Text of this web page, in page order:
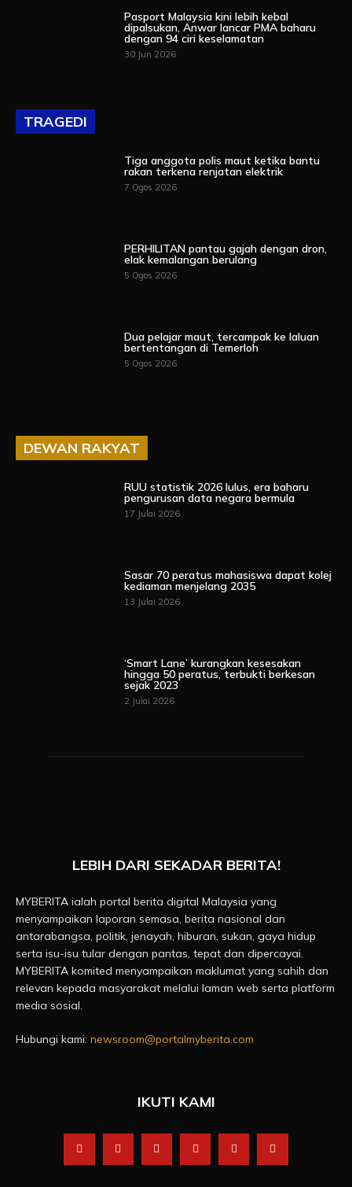
Pasport Malaysia kini lebih kebal
dipalsukan, Anwar lancar PMA baharu
dengan 94 ciri keselamatan
30 Jun 2026
TRAGEDI
Tiga anggota polis maut ketika bantu
rakan terkena renjatan elektrik
7 Ogos 2026
PERHILITAN pantau gajah dengan dron,
elak kemalangan berulang
5 Ogos 2026
Dua pelajar maut, tercampak ke laluan
bertentangan di Temerloh
5 Ogos 2026
DEWAN RAKYAT
RUU statistik 2026 lulus, era baharu
pengurusan data negara bermula
17 Julai 2026
Sasar 70 peratus mahasiswa dapat kolej
kediaman menjelang 2035
13 Julai 2026
‘Smart Lane’ kurangkan kesesakan
hingga 50 peratus, terbukti berkesan
sejak 2023
2 Julai 2026
LEBIH DARI SEKADAR BERITA!
MYBERITA ialah portal berita digital Malaysia yang
menyampaikan laporan semasa, berita nasional dan
antarabangsa, politik, jenayah, hiburan, sukan, gaya hidup
serta isu-isu tular dengan pantas, tepat dan dipercayai.
MYBERITA komited menyampaikan maklumat yang sahih dan
relevan kepada masyarakat melalui laman web serta platform
media sosial.
Hubungi kami: newsroom@portalmyberita.com
IKUTI KAMI